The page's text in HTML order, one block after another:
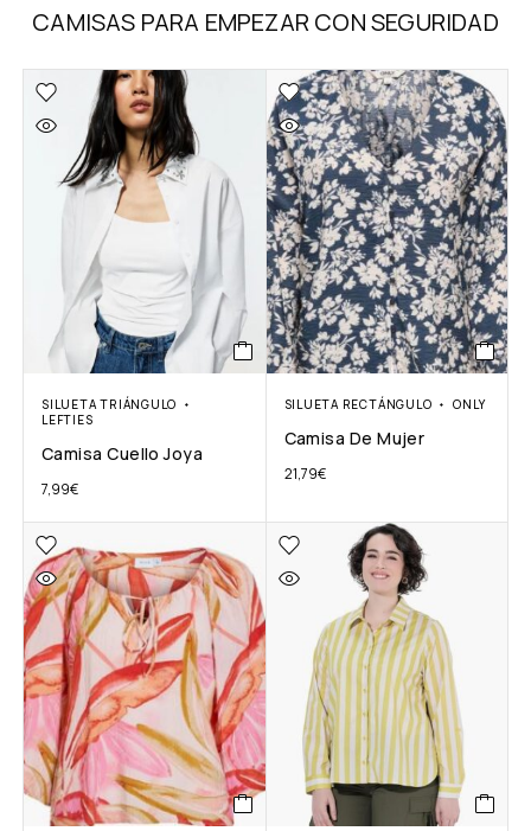
CAMISAS PARA EMPEZAR CON SEGURIDAD
SILUETA TRIÁNGULO
LEFTIES
Camisa Cuello Joya
7,99€
SILUETA RECTÁNGULO ONLY
Camisa De Mujer
21,79€